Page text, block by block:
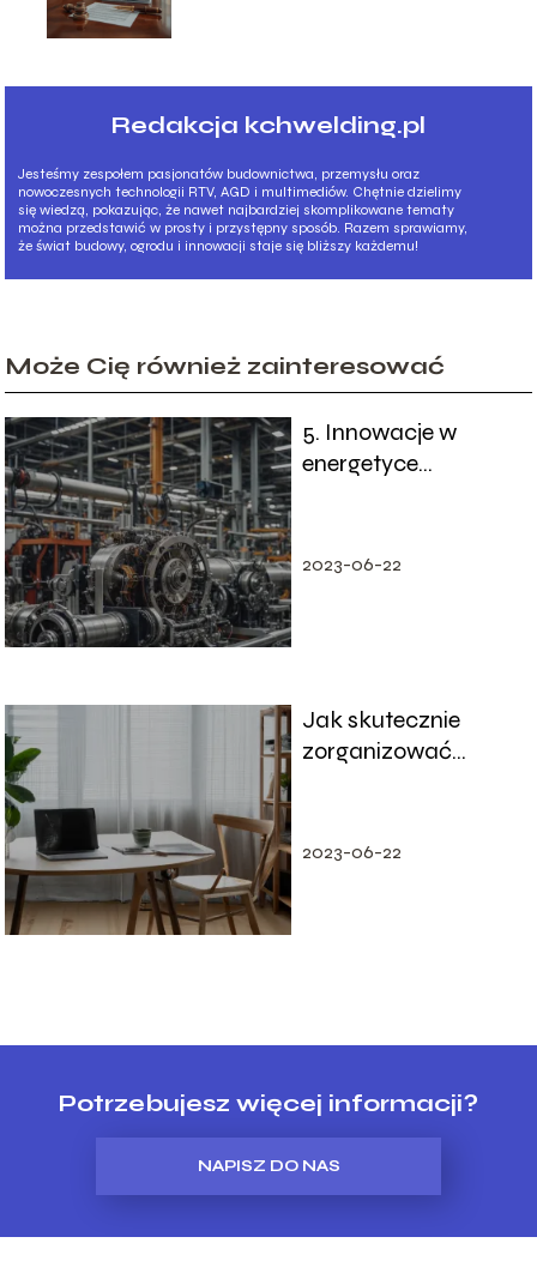
Redakcja kchwelding.pl
Jesteśmy zespołem pasjonatów budownictwa, przemysłu oraz
nowoczesnych technologii RTV, AGD i multimediów. Chętnie dzielimy
się wiedzą, pokazując, że nawet najbardziej skomplikowane tematy
można przedstawić w prosty i przystępny sposób. Razem sprawiamy,
że świat budowy, ogrodu i innowacji staje się bliższy każdemu!
Może Cię również zainteresować
5. Innowacje w
energetyce
rozwiązania dla
2023-06-22
Jak skutecznie
zorganizować
2023-06-22
Potrzebujesz więcej informacji?
NAPISZ DO NAS